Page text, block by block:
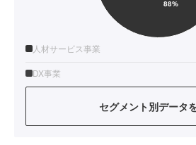
人材サービス事業
DX事業
セグメント別データ